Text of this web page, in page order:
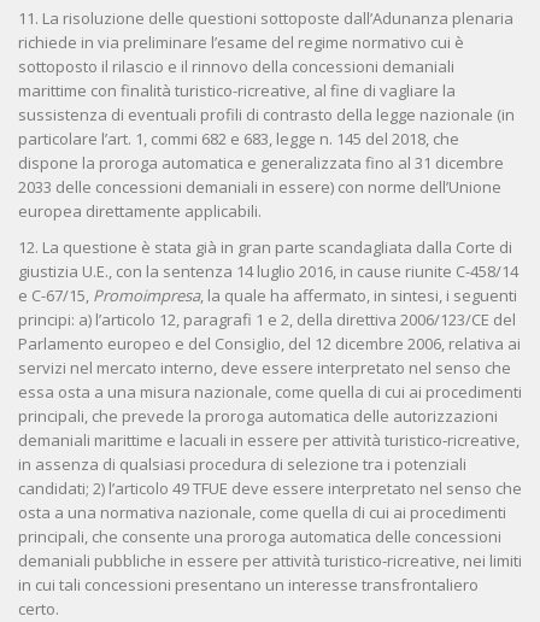
11. La risoluzione delle questioni sottoposte dall’Adunanza plenaria
richiede in via preliminare l’esame del regime normativo cui è
sottoposto il rilascio e il rinnovo della concessioni demaniali
marittime con finalità turistico-ricreative, al fine di vagliare la
sussistenza di eventuali profili di contrasto della legge nazionale (in
particolare l’art. 1, commi 682 e 683, legge n. 145 del 2018, che
dispone la proroga automatica e generalizzata fino al 31 dicembre
2033 delle concessioni demaniali in essere) con norme dell’Unione
europea direttamente applicabili.
12. La questione è stata già in gran parte scandagliata dalla Corte di
giustizia U.E., con la sentenza 14 luglio 2016, in cause riunite C-458/14
e C-67/15, Promoimpresa, la quale ha affermato, in sintesi, i seguenti
principi: a) l’articolo 12, paragrafi 1 e 2, della direttiva 2006/123/CE del
Parlamento europeo e del Consiglio, del 12 dicembre 2006, relativa ai
servizi nel mercato interno, deve essere interpretato nel senso che
essa osta a una misura nazionale, come quella di cui ai procedimenti
principali, che prevede la proroga automatica delle autorizzazioni
demaniali marittime e lacuali in essere per attività turistico‑ricreative,
in assenza di qualsiasi procedura di selezione tra i potenziali
candidati; 2) l’articolo 49 TFUE deve essere interpretato nel senso che
osta a una normativa nazionale, come quella di cui ai procedimenti
principali, che consente una proroga automatica delle concessioni
demaniali pubbliche in essere per attività turistico‑ricreative, nei limiti
in cui tali concessioni presentano un interesse transfrontaliero
certo.